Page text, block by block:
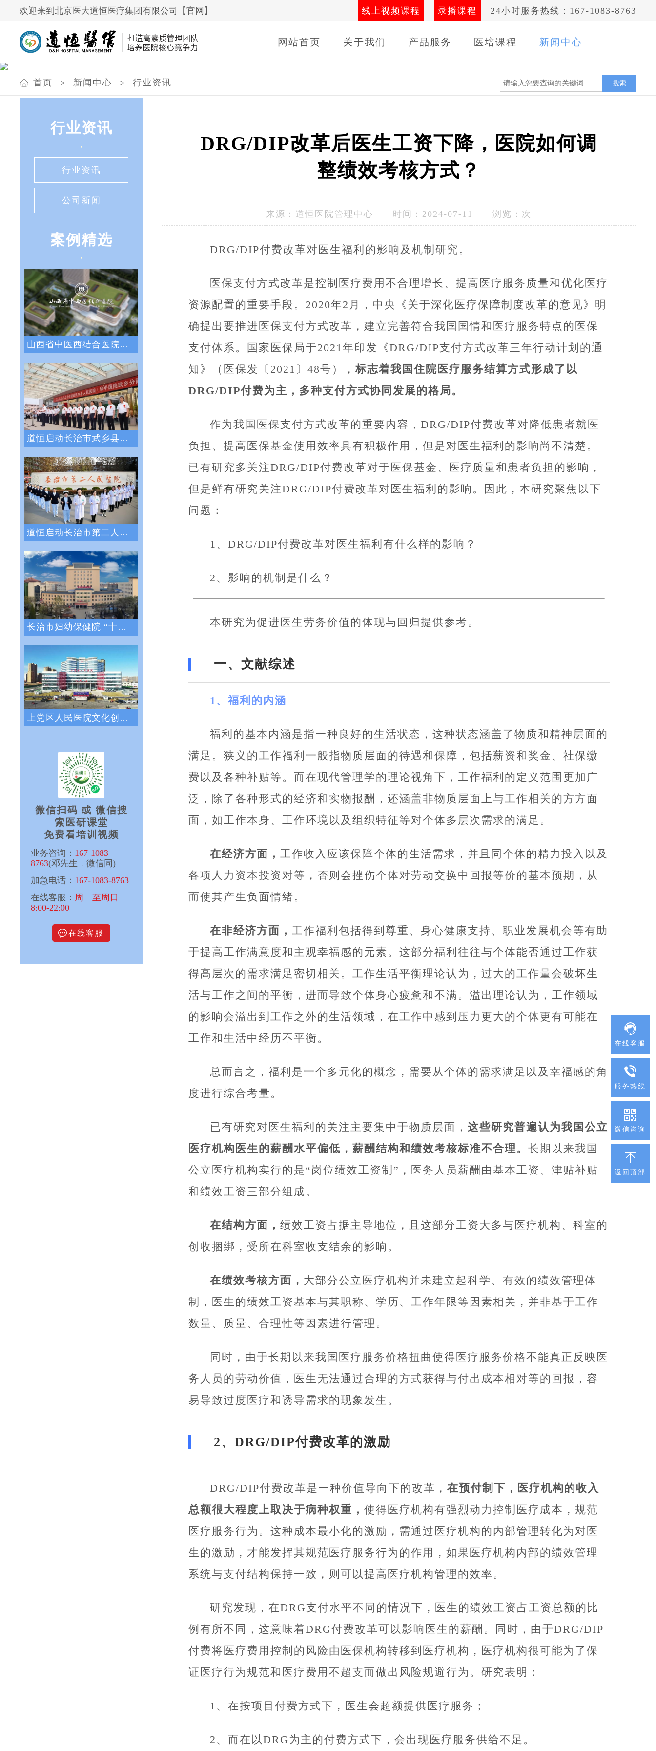
线上视频课程 录播课程 24小时服务热线：167-1083-8763
欢迎来到北京医大道恒医疗集团有限公司【官网】
网站首页 关于我们 产品服务 医培课程 新闻中心
在线客服
服务热线
微信咨询
返回顶部
首页 > 新闻中心 > 行业资讯 搜索
行业资讯
行业资讯
公司新闻
案例精选
山西省中医西结合医院战略绩效管理咨询项目
道恒启动长治市武乡县人民医院绩效管理体系
道恒启动长治市第二人民医院绩效管理咨询服
长治市妇幼保健院 “十四五”医院战略与绩
上党区人民医院文化创新咨询项目正式启动
微信扫码 或 微信搜
索医研课堂
免费看培训视频
业务咨询： 167-1083-
8763(邓先生，微信同)
加急电话： 167-1083-8763
在线客服： 周一至周日
8:00-22:00
在线客服
DRG/DIP改革后医生工资下降，医院如何调
整绩效考核方式？
来源： 道恒医院管理中心 时间：2024-07-11 浏览： 次
DRG/DIP付费改革对医生福利的影响及机制研究。
医保支付方式改革是控制医疗费用不合理增长、提高医疗服务质量和优化医疗
资源配置的重要手段。2020年2月，中央《关于深化医疗保障制度改革的意见》明
确提出要推进医保支付方式改革，建立完善符合我国国情和医疗服务特点的医保
支付体系。国家医保局于2021年印发《DRG/DIP支付方式改革三年行动计划的通
知》（医保发〔2021〕48号）， 标志着我国住院医疗服务结算方式形成了以
DRG/DIP付费为主，多种支付方式协同发展的格局。
作为我国医保支付方式改革的重要内容，DRG/DIP付费改革对降低患者就医
负担、提高医保基金使用效率具有积极作用，但是对医生福利的影响尚不清楚。
已有研究多关注DRG/DIP付费改革对于医保基金、医疗质量和患者负担的影响，
但是鲜有研究关注DRG/DIP付费改革对医生福利的影响。因此，本研究聚焦以下
问题：
1、DRG/DIP付费改革对医生福利有什么样的影响？
2、影响的机制是什么？
本研究为促进医生劳务价值的体现与回归提供参考。
一、文献综述
1、福利的内涵
福利的基本内涵是指一种良好的生活状态，这种状态涵盖了物质和精神层面的
满足。狭义的工作福利一般指物质层面的待遇和保障，包括薪资和奖金、社保缴
费以及各种补贴等。而在现代管理学的理论视角下，工作福利的定义范围更加广
泛，除了各种形式的经济和实物报酬，还涵盖非物质层面上与工作相关的方方面
面，如工作本身、工作环境以及组织特征等对个体多层次需求的满足。
在经济方面， 工作收入应该保障个体的生活需求，并且同个体的精力投入以及
各项人力资本投资对等，否则会挫伤个体对劳动交换中回报等价的基本预期，从
而使其产生负面情绪。
在非经济方面， 工作福利包括得到尊重、身心健康支持、职业发展机会等有助
于提高工作满意度和主观幸福感的元素。这部分福利往往与个体能否通过工作获
得高层次的需求满足密切相关。工作生活平衡理论认为，过大的工作量会破坏生
活与工作之间的平衡，进而导致个体身心疲惫和不满。溢出理论认为，工作领域
的影响会溢出到工作之外的生活领域，在工作中感到压力更大的个体更有可能在
工作和生活中经历不平衡。
总而言之，福利是一个多元化的概念，需要从个体的需求满足以及幸福感的角
度进行综合考量。
已有研究对医生福利的关注主要集中于物质层面， 这些研究普遍认为我国公立
医疗机构医生的薪酬水平偏低，薪酬结构和绩效考核标准不合理。 长期以来我国
公立医疗机构实行的是“岗位绩效工资制”，医务人员薪酬由基本工资、津贴补贴
和绩效工资三部分组成。
在结构方面， 绩效工资占据主导地位，且这部分工资大多与医疗机构、科室的
创收捆绑，受所在科室收支结余的影响。
在绩效考核方面， 大部分公立医疗机构并未建立起科学、有效的绩效管理体
制，医生的绩效工资基本与其职称、学历、工作年限等因素相关，并非基于工作
数量、质量、合理性等因素进行管理。
同时，由于长期以来我国医疗服务价格扭曲使得医疗服务价格不能真正反映医
务人员的劳动价值，医生无法通过合理的方式获得与付出成本相对等的回报，容
易导致过度医疗和诱导需求的现象发生。
2、DRG/DIP付费改革的激励
DRG/DIP付费改革是一种价值导向下的改革， 在预付制下，医疗机构的收入
总额很大程度上取决于病种权重， 使得医疗机构有强烈动力控制医疗成本，规范
医疗服务行为。这种成本最小化的激励，需通过医疗机构的内部管理转化为对医
生的激励，才能发挥其规范医疗服务行为的作用，如果医疗机构内部的绩效管理
系统与支付结构保持一致，则可以提高医疗机构管理的效率。
研究发现，在DRG支付水平不同的情况下，医生的绩效工资占工资总额的比
例有所不同，这意味着DRG付费改革可以影响医生的薪酬。同时，由于DRG/DIP
付费将医疗费用控制的风险由医保机构转移到医疗机构，医疗机构很可能为了保
证医疗行为规范和医疗费用不超支而做出风险规避行为。研究表明：
1、在按项目付费方式下，医生会超额提供医疗服务；
2、而在以DRG为主的付费方式下，会出现医疗服务供给不足。